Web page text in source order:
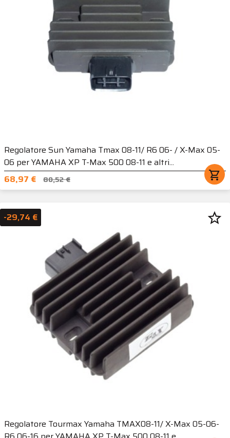
Regolatore Sun Yamaha Tmax 08-11/ R6 06- / X-Max 05-
06 per YAMAHA XP T-Max 500 08-11 e altri...
68,97 €
80,52 € shopping_cart
Regolatore Tourmax Yamaha TMAX08-11/ X-Max 05-06-
-29,74 € star_border